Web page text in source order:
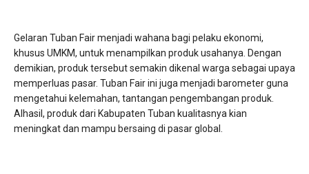
Gelaran Tuban Fair menjadi wahana bagi pelaku ekonomi,
khusus UMKM, untuk menampilkan produk usahanya. Dengan
demikian, produk tersebut semakin dikenal warga sebagai upaya
memperluas pasar. Tuban Fair ini juga menjadi barometer guna
mengetahui kelemahan, tantangan pengembangan produk.
Alhasil, produk dari Kabupaten Tuban kualitasnya kian
meningkat dan mampu bersaing di pasar global.